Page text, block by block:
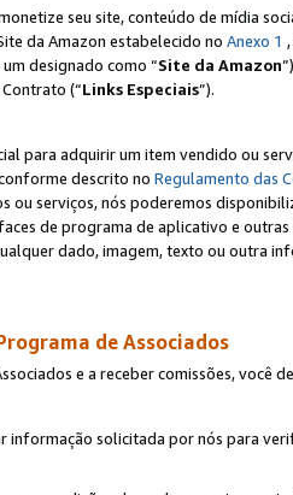
seu site, conteúdo de mídia
da Amazon estabelecido no Anexo 1
um designado como “Site da Amazon
(“Links Especiais”).
para adquirir um item vendido ou
descrito no Regulamento das
ou serviços, nós poderemos
de programa de aplicativo e
dado, imagem, texto ou outra
de Associados
e a receber comissões, você
informação solicitada por nós para